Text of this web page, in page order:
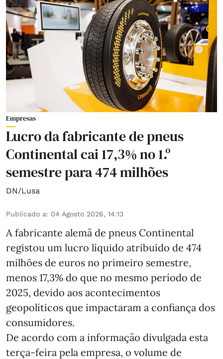
Empresas
Lucro da fabricante de pneus
Continental cai 17,3% no 1.º
semestre para 474 milhões
DN/Lusa
Publicado a: 04 Agosto 2026, 14:13
A fabricante alemã de pneus Continental
registou um lucro líquido atribuído de 474
milhões de euros no primeiro semestre,
menos 17,3% do que no mesmo período de
2025, devido aos acontecimentos
geopolíticos que impactaram a confiança dos
consumidores.
De acordo com a informação divulgada esta
terça-feira pela empresa, o volume de